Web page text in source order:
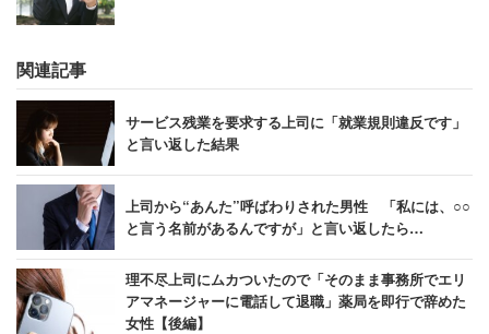
関連記事
サービス残業を要求する上司に「就業規則違反です」
と言い返した結果
上司から“あんた”呼ばわりされた男性 「私には、○○
と言う名前があるんですが」と言い返したら…
理不尽上司にムカついたので「そのまま事務所でエリ
アマネージャーに電話して退職」薬局を即行で辞めた
女性【後編】